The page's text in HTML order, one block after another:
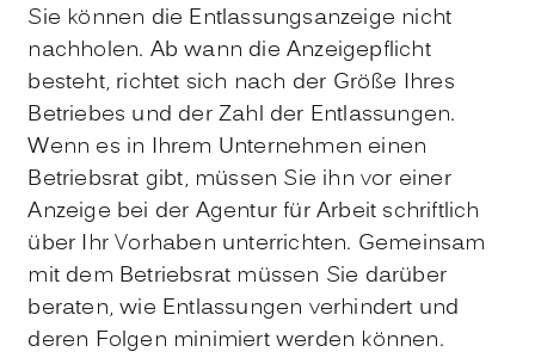
Sie können die Entlassungsanzeige nicht
nachholen. Ab wann die Anzeigepflicht
besteht, richtet sich nach der Größe Ihres
Betriebes und der Zahl der Entlassungen.
Wenn es in Ihrem Unternehmen einen
Betriebsrat gibt, müssen Sie ihn vor einer
Anzeige bei der Agentur für Arbeit schriftlich
über Ihr Vorhaben unterrichten. Gemeinsam
mit dem Betriebsrat müssen Sie darüber
beraten, wie Entlassungen verhindert und
deren Folgen minimiert werden können.